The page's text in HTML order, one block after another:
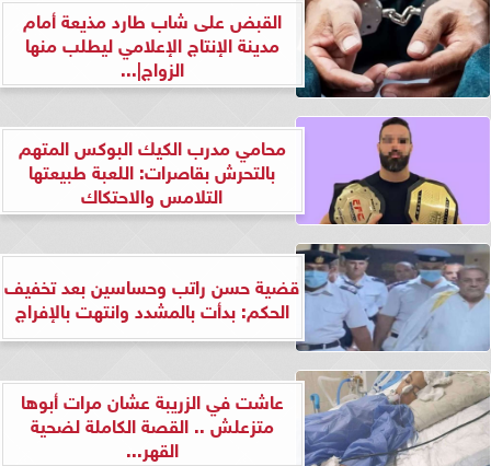
القبض على شاب طارد مذيعة أمام
مدينة الإنتاج الإعلامي ليطلب منها
الزواج|...
محامي مدرب الكيك البوكس المتهم
بالتحرش بقاصرات: اللعبة طبيعتها
التلامس والاحتكاك
قضية حسن راتب وحساسين بعد تخفيف
الحكم: بدأت بالمشدد وانتهت بالإفراج
عاشت في الزريبة عشان مرات أبوها
متزعلش .. القصة الكاملة لضحية
القهر...